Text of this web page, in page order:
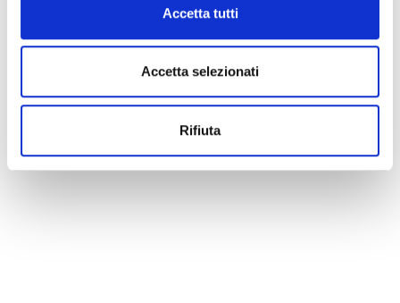
Accetta tutti
Accetta selezionati
Rifiuta